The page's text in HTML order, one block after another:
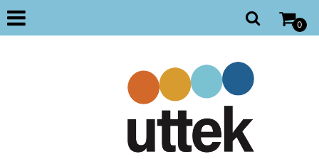
Open
0